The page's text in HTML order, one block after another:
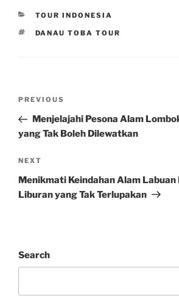
CATEGORIES
TOUR INDONESIA
TAGS
DANAU TOBA TOUR
Previous
Post
PREVIOUS
Menjelajahi Pesona Alam
yang Tak Boleh Dilewatkan
Next
Post
NEXT
Menikmati Keindahan Alam Labuan
Liburan yang Tak Terlupakan
Search